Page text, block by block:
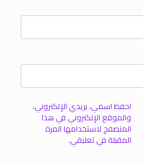
احفظ اسمي، بريدي الإلكتروني،
والموقع الإلكتروني في هذا
المتصفح لاستخدامها المرة
المقبلة في تعليقي.